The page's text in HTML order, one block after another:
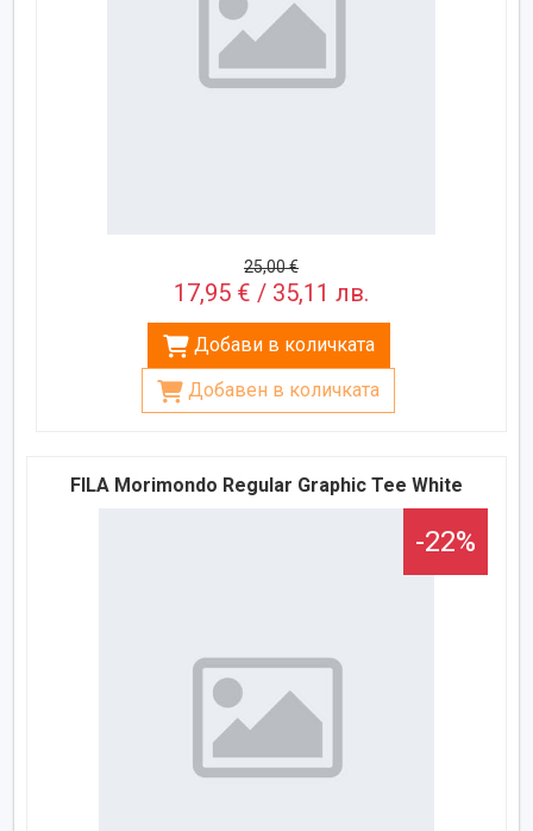
25,00 €
17,95 € / 35,11 лв.
Добави в количката
Добавен в количката
FILA Morimondo Regular Graphic Tee White
-22%